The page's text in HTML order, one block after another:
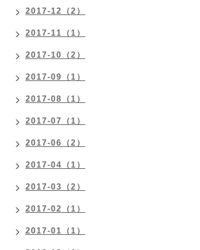
2017-12（2）
2017-11（1）
2017-10（2）
2017-09（1）
2017-08（1）
2017-07（1）
2017-06（2）
2017-04（1）
2017-03（2）
2017-02（1）
2017-01（1）